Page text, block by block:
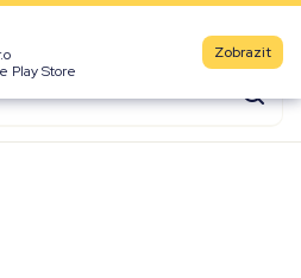
Play Store
Zobrazit